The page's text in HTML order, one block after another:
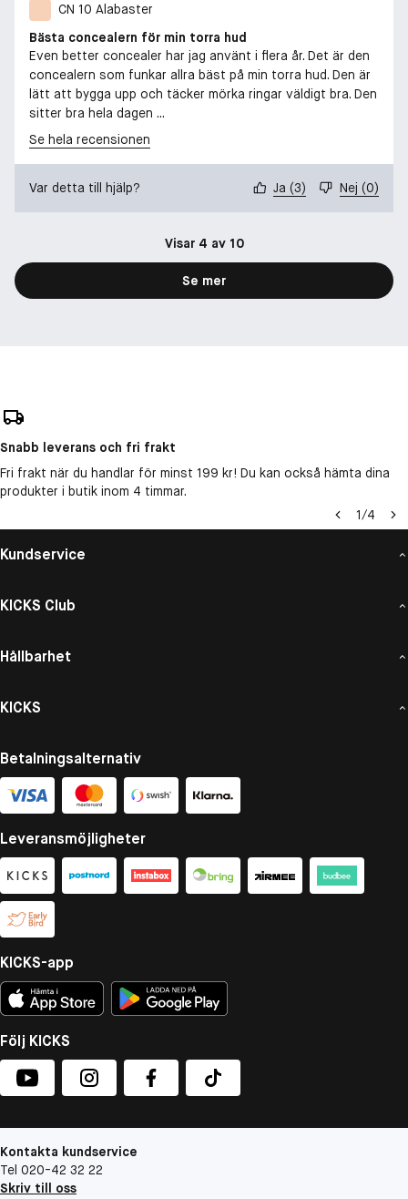
CN 10 Alabaster
Bästa concealern för min torra hud
Even better concealer har jag använt i flera år. Det är den
concealern som funkar allra bäst på min torra hud. Den är
lätt att bygga upp och täcker mörka ringar väldigt bra. Den
sitter bra hela dagen ...
Se hela recensionen
Var detta till hjälp? Ja (3) Nej (0)
Visar 4 av 10
Se mer
Snabb leverans och fri frakt
Fri frakt när du handlar för minst 199 kr! Du kan också hämta dina
produkter i butik inom 4 timmar.
1/4
Kundservice
KICKS Club
Hållbarhet
KICKS
Betalningsalternativ
Leveransmöjligheter
KICKS-app
Följ KICKS
Kontakta kundservice
Tel 020-42 32 22
Skriv till oss